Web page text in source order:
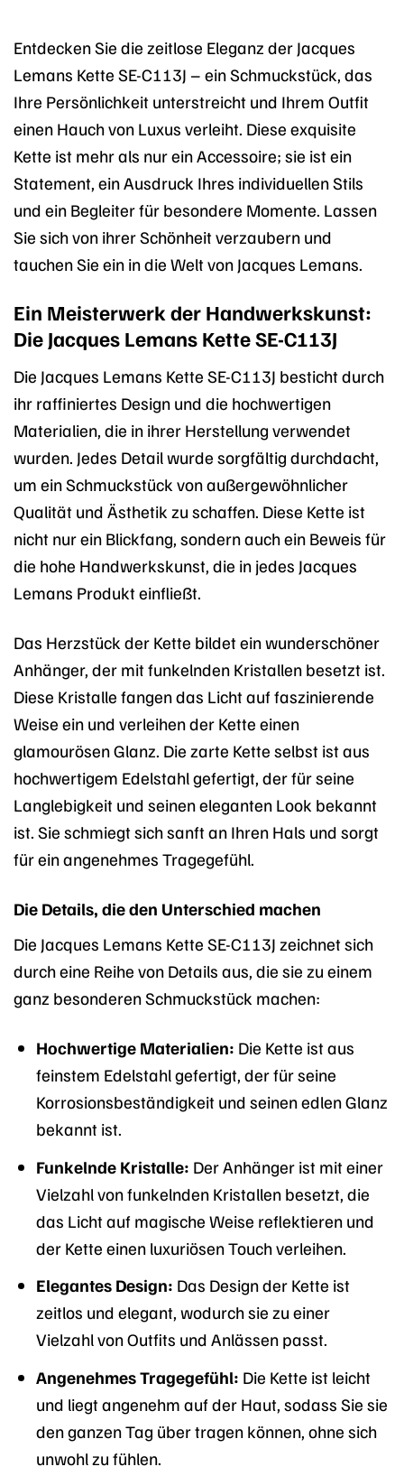
Entdecken Sie die zeitlose Eleganz der Jacques
Lemans Kette SE-C113J – ein Schmuckstück, das
Ihre Persönlichkeit unterstreicht und Ihrem Outfit
einen Hauch von Luxus verleiht. Diese exquisite
Kette ist mehr als nur ein Accessoire; sie ist ein
Statement, ein Ausdruck Ihres individuellen Stils
und ein Begleiter für besondere Momente. Lassen
Sie sich von ihrer Schönheit verzaubern und
tauchen Sie ein in die Welt von Jacques Lemans.
Ein Meisterwerk der Handwerkskunst:
Die Jacques Lemans Kette SE-C113J
Die Jacques Lemans Kette SE-C113J besticht durch
ihr raffiniertes Design und die hochwertigen
Materialien, die in ihrer Herstellung verwendet
wurden. Jedes Detail wurde sorgfältig durchdacht,
um ein Schmuckstück von außergewöhnlicher
Qualität und Ästhetik zu schaffen. Diese Kette ist
nicht nur ein Blickfang, sondern auch ein Beweis für
die hohe Handwerkskunst, die in jedes Jacques
Lemans Produkt einfließt.
Das Herzstück der Kette bildet ein wunderschöner
Anhänger, der mit funkelnden Kristallen besetzt ist.
Diese Kristalle fangen das Licht auf faszinierende
Weise ein und verleihen der Kette einen
glamourösen Glanz. Die zarte Kette selbst ist aus
hochwertigem Edelstahl gefertigt, der für seine
Langlebigkeit und seinen eleganten Look bekannt
ist. Sie schmiegt sich sanft an Ihren Hals und sorgt
für ein angenehmes Tragegefühl.
Die Details, die den Unterschied machen
Die Jacques Lemans Kette SE-C113J zeichnet sich
durch eine Reihe von Details aus, die sie zu einem
ganz besonderen Schmuckstück machen:
Hochwertige Materialien: Die Kette ist aus
feinstem Edelstahl gefertigt, der für seine
Korrosionsbeständigkeit und seinen edlen Glanz
bekannt ist.
Funkelnde Kristalle: Der Anhänger ist mit einer
Vielzahl von funkelnden Kristallen besetzt, die
das Licht auf magische Weise reflektieren und
der Kette einen luxuriösen Touch verleihen.
Elegantes Design: Das Design der Kette ist
zeitlos und elegant, wodurch sie zu einer
Vielzahl von Outfits und Anlässen passt.
Angenehmes Tragegefühl: Die Kette ist leicht
und liegt angenehm auf der Haut, sodass Sie sie
den ganzen Tag über tragen können, ohne sich
unwohl zu fühlen.